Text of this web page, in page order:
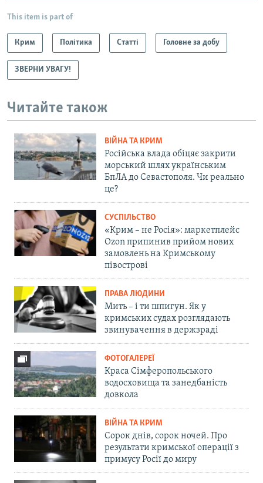
This item is part of
Крим Політика Статті Головне за добу
ЗВЕРНИ УВАГУ!
Читайте також
ВІЙНА ТА КРИМ
Російська влада обіцяє закрити
морський шлях українським
БпЛА до Севастополя. Чи реально
це?
СУСПІЛЬСТВО
«Крим – не Росія»: маркетплейс
Ozon припинив прийом нових
замовлень на Кримському
півострові
ПРАВА ЛЮДИНИ
Мить – і ти шпигун. Як у
кримських судах розглядають
звинувачення в держзраді
ФОТОГАЛЕРЕЇ
Краса Сімферопольського
водосховища та занедбаність
довкола
ВІЙНА ТА КРИМ
Сорок днів, сорок ночей. Про
результати кримської операції з
примусу Росії до миру